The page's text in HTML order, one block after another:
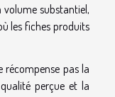
substantiel,
les fiches produits
récompense pas la
perçue et la